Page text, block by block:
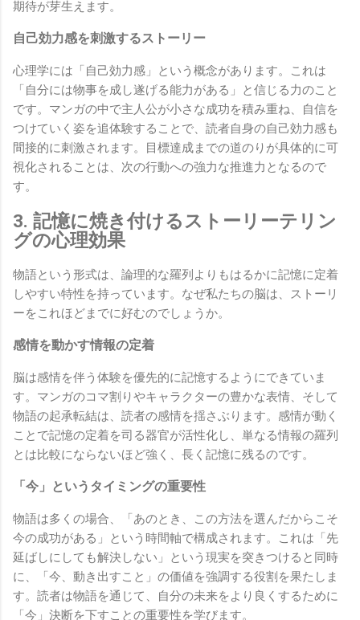
期待が芽生えます。
自己効力感を刺激するストーリー
心理学には「自己効力感」という概念があります。これは
「自分には物事を成し遂げる能力がある」と信じる力のこと
です。マンガの中で主人公が小さな成功を積み重ね、自信を
つけていく姿を追体験することで、読者自身の自己効力感も
間接的に刺激されます。目標達成までの道のりが具体的に可
視化されることは、次の行動への強力な推進力となるので
す。
3. 記憶に焼き付けるストーリーテリン
グの心理効果
物語という形式は、論理的な羅列よりもはるかに記憶に定着
しやすい特性を持っています。なぜ私たちの脳は、ストーリ
ーをこれほどまでに好むのでしょうか。
感情を動かす情報の定着
脳は感情を伴う体験を優先的に記憶するようにできていま
す。マンガのコマ割りやキャラクターの豊かな表情、そして
物語の起承転結は、読者の感情を揺さぶります。感情が動く
ことで記憶の定着を司る器官が活性化し、単なる情報の羅列
とは比較にならないほど強く、長く記憶に残るのです。
「今」というタイミングの重要性
物語は多くの場合、「あのとき、この方法を選んだからこそ
今の成功がある」という時間軸で構成されます。これは「先
延ばしにしても解決しない」という現実を突きつけると同時
に、「今、動き出すこと」の価値を強調する役割を果たしま
す。読者は物語を通じて、自分の未来をより良くするために
「今」決断を下すことの重要性を学びます。